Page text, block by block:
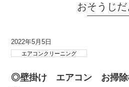
おそうじだ
2022年5月5日
エアコンクリーニング
◎壁掛け エアコン お掃